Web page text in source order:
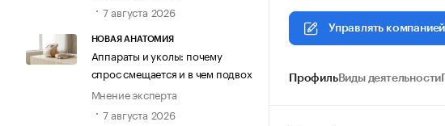
7 августа 2026
НОВАЯ АНАТОМИЯ
Аппараты и уколы: почему
спрос смещается и в чем подвох
Мнение эксперта
7 августа 2026
Управлять компанией
ПрофильВиды деятельности